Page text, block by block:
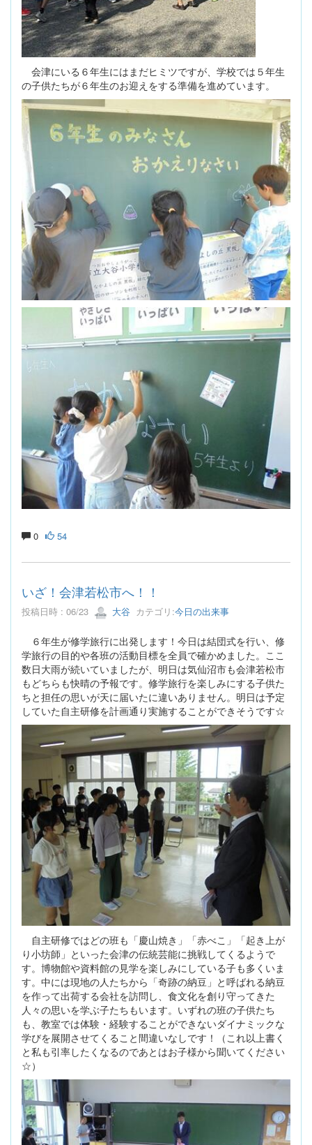
会津にいる６年生にはまだヒミツですが、学校では５年生
の子供たちが６年生のお迎えをする準備を進めています。
0 54
いざ！会津若松市へ！！
投稿日時 : 06/23 大谷 カテゴリ:今日の出来事
６年生が修学旅行に出発します！今日は結団式を行い、修
学旅行の目的や各班の活動目標を全員で確かめました。ここ
数日大雨が続いていましたが、明日は気仙沼市も会津若松市
もどちらも快晴の予報です。修学旅行を楽しみにする子供た
ちと担任の思いが天に届いたに違いありません。明日は予定
していた自主研修を計画通り実施することができそうです☆
自主研修ではどの班も「慶山焼き」「赤べこ」「起き上が
り小坊師」といった会津の伝統芸能に挑戦してくるようで
す。博物館や資料館の見学を楽しみにしている子も多くいま
す。中には現地の人たちから「奇跡の納豆」と呼ばれる納豆
を作って出荷する会社を訪問し、食文化を創り守ってきた
人々の思いを学ぶ子たちもいます。いずれの班の子供たち
も、教室では体験・経験することができないダイナミックな
学びを展開させてくること間違いなしです！（これ以上書く
と私も引率したくなるのであとはお子様から聞いてください
☆）